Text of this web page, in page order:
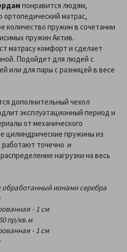
понравится людям,
ортопедический матрас,
количество пружин в сочетании
пружин Актив.
матрасу комфорт и сделает
Подойдет для людей с
или для пары с разницей в весе
дополнительный чехол
эксплуатационный период и
от механического
цилиндрические пружины из
работают точечно и
нагрузки на весь
ионами серебра
- 1 см
пр/кв.м
- 1 см